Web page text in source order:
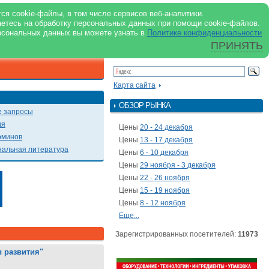
cookie-файлы, в том числе сервисов веб-аналитики.
на обработку персональных данных при помощи cookie-файлов.
данных вы можете узнать в Политике конфиденциальности
ПРИНЯТЬ
support@milkbranch.ru
О портале
Реклама в журнале
Реклама на портале
Архив номеров
запросы
литература
Карта сайта
ОБЗОР РЫНКА
Цены 20 - 24 декабря
Цены 13 - 17 декабря
Цены 6 - 10 декабря
Цены 29 ноября - 3 декабря
Цены 22 - 26 ноября
Цены 15 - 19 ноября
Цены 8 - 12 ноября
Еще...
Зарегистрированных посетителей: 11973